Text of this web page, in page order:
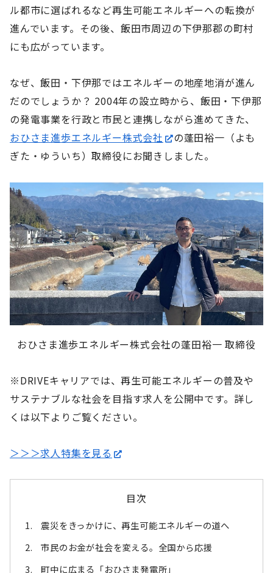
ル都市に選ばれるなど再生可能エネルギーへの転換が
進んでいます。その後、飯田市周辺の下伊那郡の町村
にも広がっています。
なぜ、飯田・下伊那ではエネルギーの地産地消が進ん
だのでしょうか？ 2004年の設立時から、飯田・下伊那
の発電事業を行政と市民と連携しながら進めてきた、
おひさま進歩エネルギー株式会社
の蓬田裕一（よも
ぎた・ゆういち）取締役にお聞きしました。
おひさま進歩エネルギー株式会社の蓬田裕一 取締役
※DRIVEキャリアでは、再生可能エネルギーの普及や
サステナブルな社会を目指す求人を公開中です。詳し
くは以下よりご覧ください。
＞＞＞求人 特集を見る
目次
震災をきっかけに、再生可能エネルギーの道へ
市民のお金が社会を変える。全国から応援
町中に広まる「おひさま発電所」